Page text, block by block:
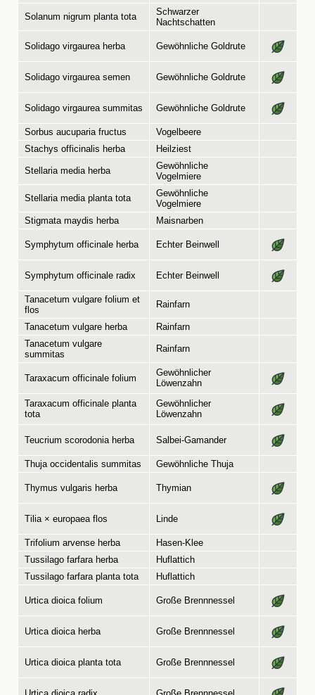
Solanum nigrum planta tota
Schwarzer
Nachtschatten
Solidago virgaurea herba Gewöhnliche Goldrute
Solidago virgaurea semen Gewöhnliche Goldrute
Solidago virgaurea summitas Gewöhnliche Goldrute
Sorbus aucuparia fructus
Vogelbeere
Stachys officinalis herba
Heilziest
Stellaria media herba
Gewöhnliche
Vogelmiere
Stellaria media planta tota
Gewöhnliche
Vogelmiere
Stigmata maydis herba
Maisnarben
Symphytum officinale herba Echter Beinwell
Symphytum officinale radix Echter Beinwell
Tanacetum vulgare folium et
flos
Rainfarn
Tanacetum vulgare herba
Rainfarn
Tanacetum vulgare
summitas
Rainfarn
Taraxacum officinale folium
Gewöhnlicher
Löwenzahn
Taraxacum officinale planta
tota
Gewöhnlicher
Löwenzahn
Teucrium scorodonia herba Salbei-Gamander
Thuja occidentalis summitas Gewöhnliche Thuja
Thymus vulgaris herba Thymian
Tilia × europaea flos Linde
Trifolium arvense herba
Hasen-Klee
Tussilago farfara herba
Huflattich
Tussilago farfara planta tota
Huflattich
Urtica dioica folium Große Brennnessel
Urtica dioica herba Große Brennnessel
Urtica dioica planta tota Große Brennnessel